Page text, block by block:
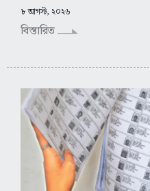
৮ আগস্ট, ২০২৬
বিস্তারিত